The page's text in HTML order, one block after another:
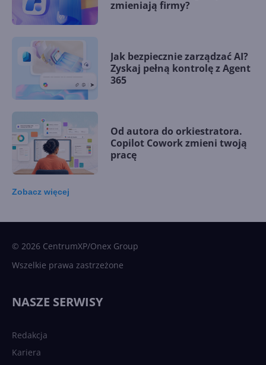
zmieniają firmy?
Jak bezpiecznie zarządzać AI?
Zyskaj pełną kontrolę z Agent
365
Od autora do orkiestratora.
Copilot Cowork zmieni twoją
pracę
Zobacz więcej
© 2026 CentrumXP/Onex Group
Wszelkie prawa zastrzeżone
NASZE SERWISY
Redakcja
Kariera